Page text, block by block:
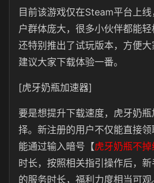
目前该游戏仅在Steam平台上
户群体庞大，很多小伙伴都能
还特别推出了试玩版本，方便大
建议大家下载体验一番。
[虎牙奶瓶加速器]
要是想提升下载速度，虎牙奶
择。新注册的用户不仅能直接领
能通过输入暗号【虎牙奶瓶不掉
时长，按照相关指引操作后，
的服务时长，福利力度相当可观